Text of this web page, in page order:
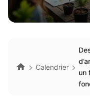
Calendrier
un